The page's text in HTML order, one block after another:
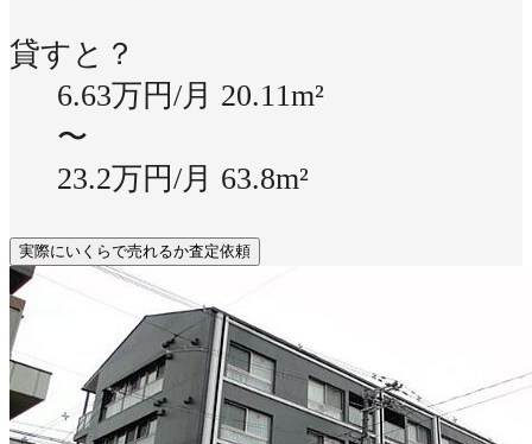
貸すと？
6.63万円/月 20.11m²
〜
23.2万円/月 63.8m²
実際にいくらで売れるか査定依頼